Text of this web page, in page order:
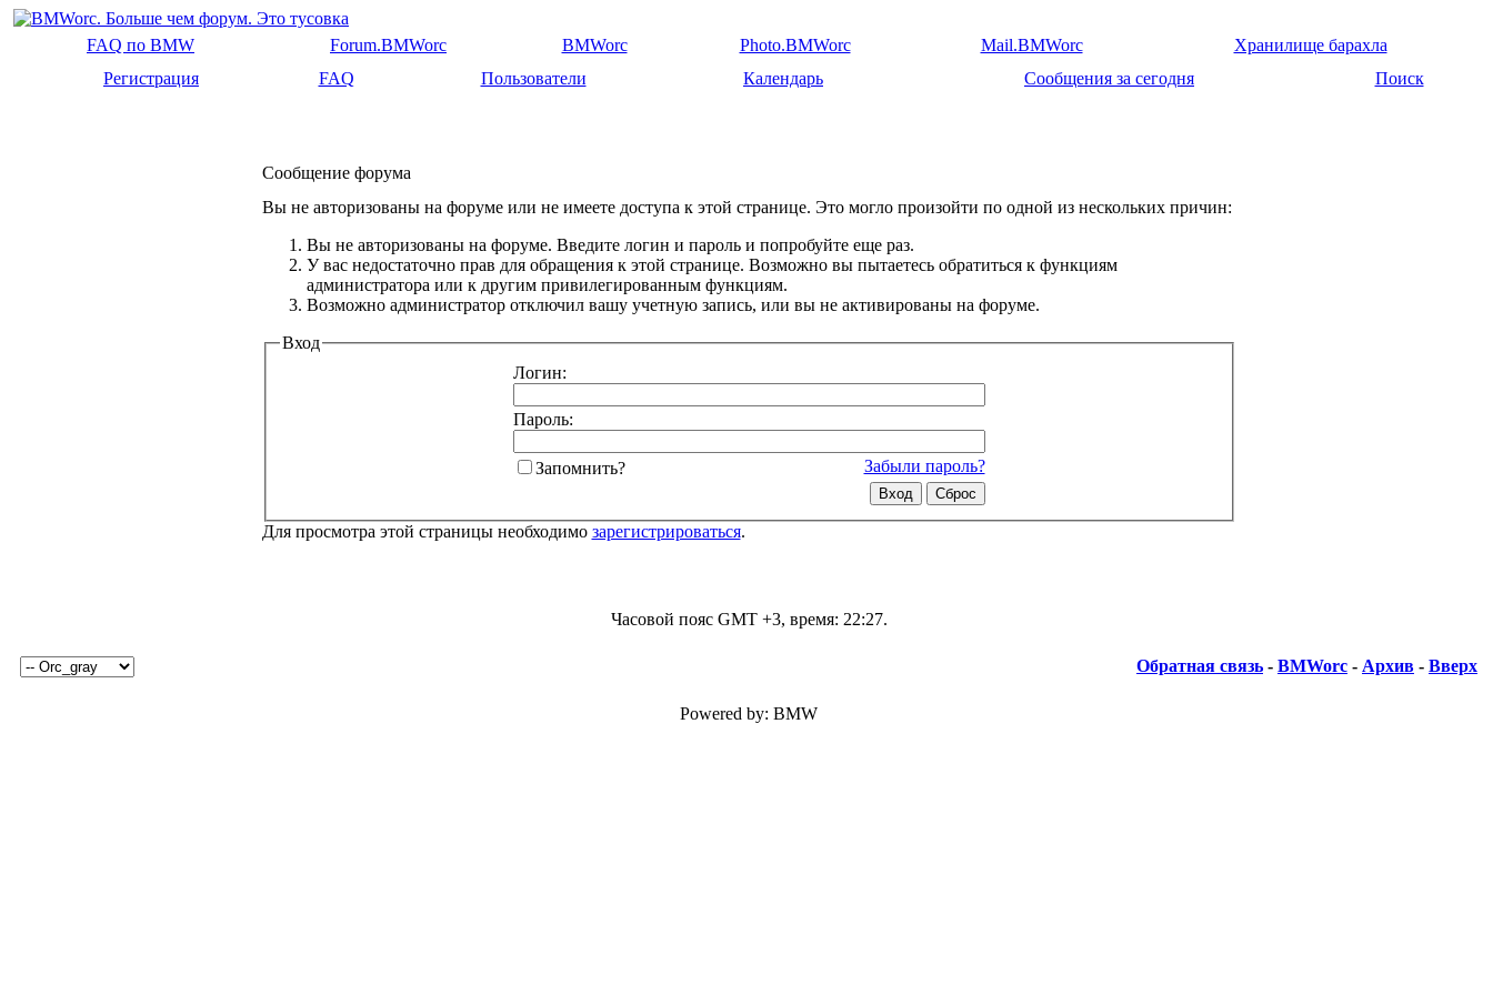
FAQ по BMW Forum.BMWorc BMWorc Photo.BMWorc Mail.BMWorc
Хранилище барахла
Регистрация
FAQ Пользователи Календарь Сообщения за сегодня Поиск
Сообщение форума
Вы не авторизованы на форуме или не имеете доступа к этой странице. Это могло произойти по одной из нескольких причин:
Вы не авторизованы на форуме. Введите логин и пароль и попробуйте еще раз.
У вас недостаточно прав для обращения к этой странице. Возможно вы пытаетесь обратиться к функциям
администратора или к другим привилегированным функциям.
Возможно администратор отключил вашу учетную запись, или вы не активированы на форуме.
Вход
Логин:
Пароль:
Забыли пароль?
Запомнить?
Для просмотра этой страницы необходимо зарегистрироваться.
Часовой пояс GMT +3, время: 22:27.
Обратная связь - BMWorc - Архив - Вверх
Powered by: BMW